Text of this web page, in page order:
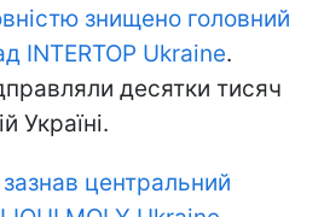
знищено головний
INTERTOP Ukraine.
десятки тисяч
Україні.
зазнав центральний